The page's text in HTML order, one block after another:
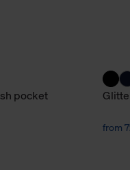
pocket
from